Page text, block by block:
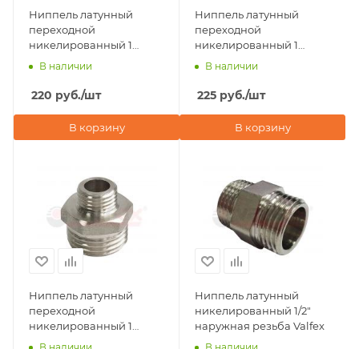
Ниппель латунный
переходной
никелированный 1
1/4"х1/2" наружная
В наличии
220 руб./шт
В корзину
Ниппель латунный
переходной
никелированный 1
1/4"х1" наружная резьба
В наличии
225 руб./шт
В корзину
Ниппель латунный
переходной
никелированный 1
1/2"х1" наружная резьба
Ниппель латунный
никелированный 1/2"
наружная резьба Valfex